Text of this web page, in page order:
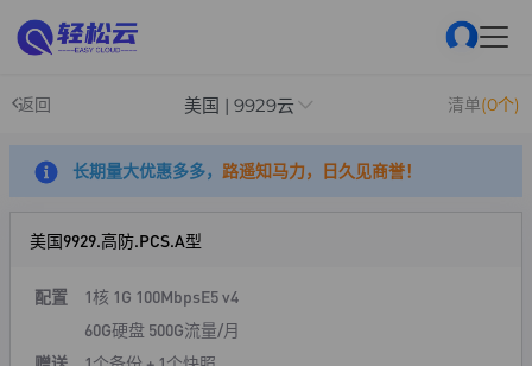
返回 美国 | 9929云 清单(0个)
长期量大优惠多多， 路遥知马力，日久见商誉！
美国9929.高防.PCS.A型
配置 1核 1G 100MbpsE5 v4
60G硬盘 500G流量/月